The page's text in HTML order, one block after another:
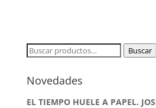
Buscar
Buscar
Novedades
EL TIEMPO HUELE A PAPEL.